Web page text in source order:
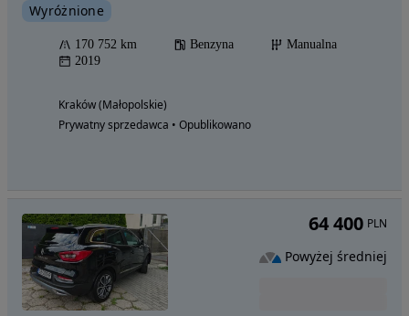
Wyróżnione
170 752 km Benzyna
Manualna
2019
Kraków (Małopolskie)
Prywatny sprzedawca • Opublikowano
64 400 PLN
Powyżej średniej